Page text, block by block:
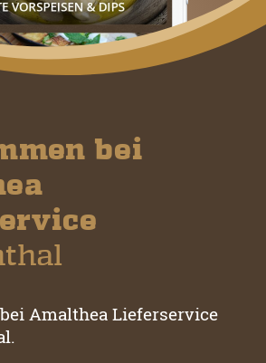
bei
Amalthea Lieferservice